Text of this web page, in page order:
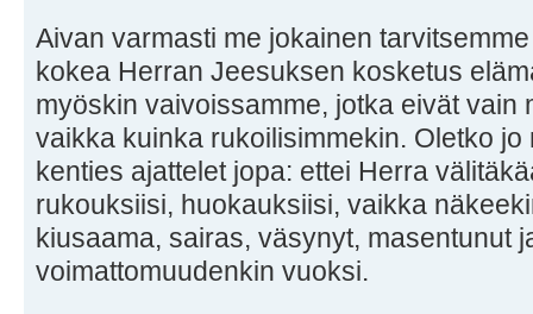
Aivan varmasti me jokainen
kokea Herran Jeesuksen kosketus
myöskin vaivoissamme, jotka eivät vain
vaikka kuinka rukoilisimmekin. Oletko
kenties ajattelet jopa: ettei Herra
rukouksiisi, huokauksiisi, vaikka
kiusaama, sairas, väsynyt, masentunut
voimattomuudenkin vuoksi.